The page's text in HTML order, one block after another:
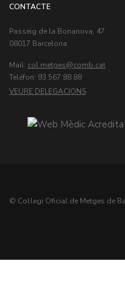
CONTACTE
Passeig de la Bonanova, 47
08017 Barcelona
Mail: col.metges
Teléfon: 93 567 88 88
VEURE DELEGACIONS
© Col·legi Oficial de Metges de